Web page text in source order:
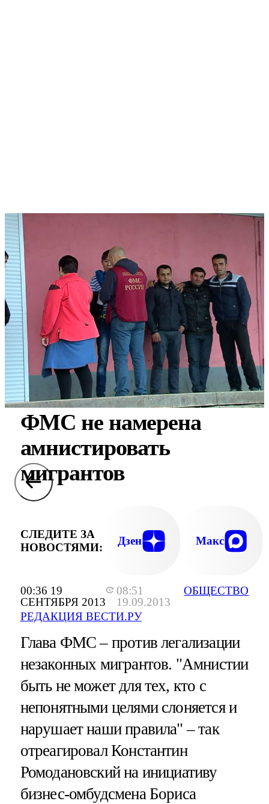
00:36 19
СЕНТЯБРЯ 2013
08:51
19.09.2013
РЕДАКЦИЯ ВЕСТИ.РУ
ОБЩЕСТВО
ФМС не намерена
амнистировать
мигрантов
СЛЕДИТЕ ЗА
НОВОСТЯМИ:
Дзен Макс
Глава ФМС – против легализации
незаконных мигрантов. "Амнистии
быть не может для тех, кто с
непонятными целями слоняется и
нарушает наши правила" – так
отреагировал Константин
Ромодановский на инициативу
бизнес-омбудсмена Бориса